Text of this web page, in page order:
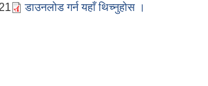
डाउनलोड गर्न यहाँ थिच्नुहोस ।